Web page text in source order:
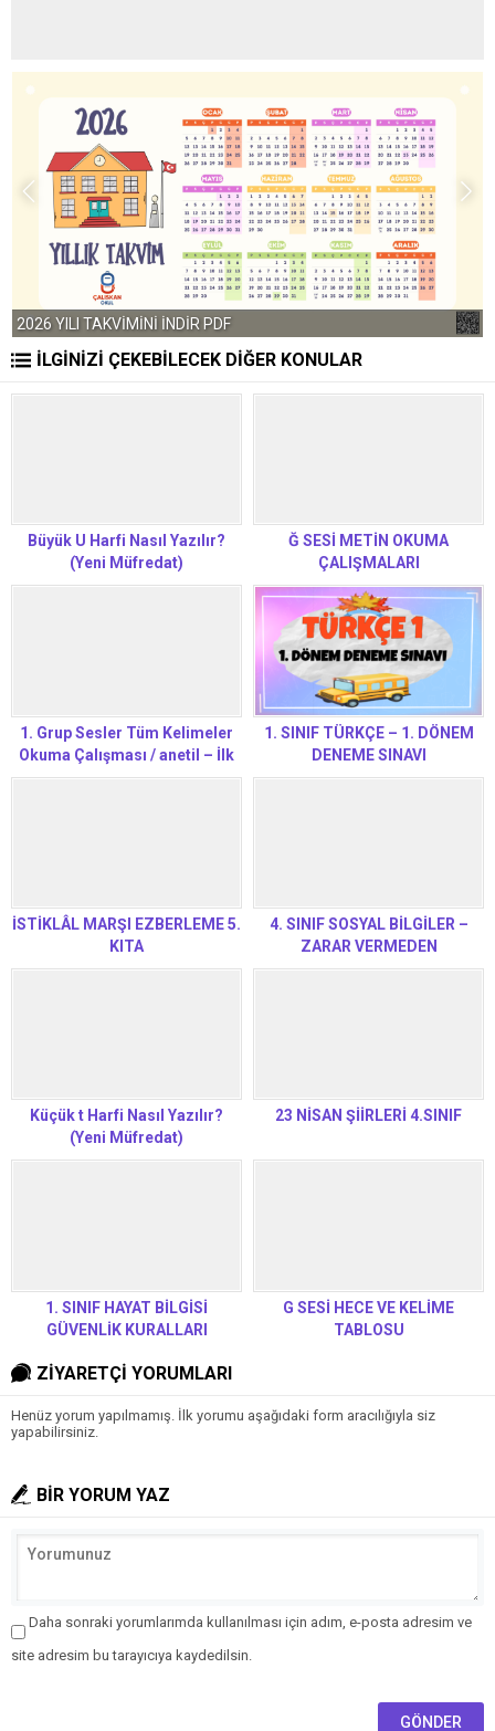
2026 YILI TAKVİMİNİ İNDİR PDF
İLGİNİZİ ÇEKEBİLECEK DİĞER KONULAR
Büyük U Harfi Nasıl Yazılır?
(Yeni Müfredat)
Ğ SESİ METİN OKUMA
ÇALIŞMALARI
1. Grup Sesler Tüm Kelimeler
Okuma Çalışması / anetil – İlk
Okuma Yazma Öğretimi – Yeni
1. SINIF TÜRKÇE – 1. DÖNEM
DENEME SINAVI
İSTİKLÂL MARŞI EZBERLEME 5.
KITA
4. SINIF SOSYAL BİLGİLER –
ZARAR VERMEDEN
KULLANALIM
Küçük t Harfi Nasıl Yazılır?
(Yeni Müfredat)
23 NİSAN ŞİİRLERİ 4.SINIF
1. SINIF HAYAT BİLGİSİ
GÜVENLİK KURALLARI
G SESİ HECE VE KELİME
TABLOSU
ZİYARETÇİ YORUMLARI
Henüz yorum yapılmamış. İlk yorumu aşağıdaki form aracılığıyla siz
yapabilirsiniz.
BİR YORUM YAZ
Daha sonraki yorumlarımda kullanılması için adım, e-posta adresim ve
site adresim bu tarayıcıya kaydedilsin.